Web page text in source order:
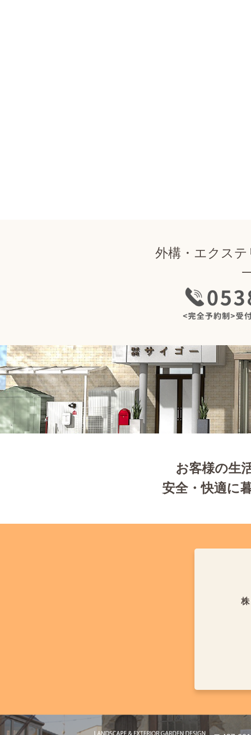
外構・エクステ
お客様の生
安全・快適に